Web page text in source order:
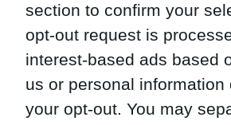
section to confirm your
opt-out request is
interest-based ads based
us or personal
your opt-out. You may